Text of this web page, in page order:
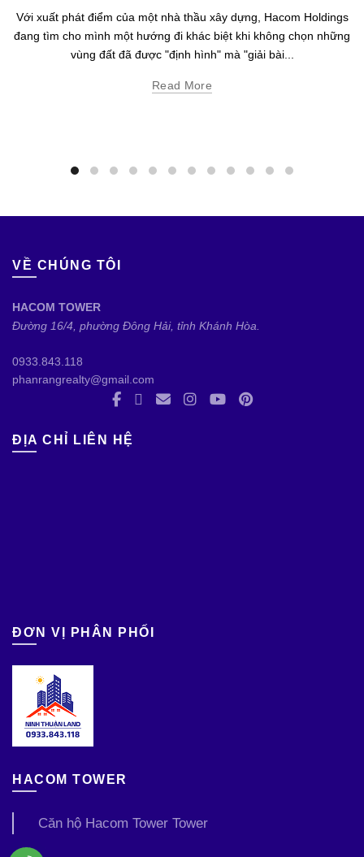
Với xuất phát điểm của một nhà thầu xây dựng, Hacom Holdings
đang tìm cho mình một hướng đi khác biệt khi không chọn những
vùng đất đã được "định hình" mà "giải bài...
Read More
VỀ CHÚNG TÔI
HACOM TOWER
Đường 16/4, phường Đông Hải, tỉnh Khánh Hòa.
0933.843.118
phanrangrealty@gmail.com
ĐỊA CHỈ LIÊN HỆ
ĐƠN VỊ PHÂN PHỐI
HACOM TOWER
Căn hộ Hacom Tower Tower